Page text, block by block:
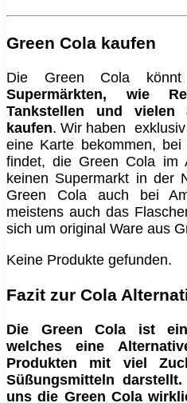
Green Cola kaufen
Die Green Cola
Supermärkten, wie
Tankstellen und vielen
kaufen. Wir haben
eine Karte bekommen,
findet, die Green Cola im
keinen Supermarkt in der
Green Cola auch bei
meistens auch das
sich um original Ware aus
Keine Produkte gefunden.
Fazit zur Cola
Die Green Cola ist ein
welches eine
Produkten mit viel
Süßungsmitteln
uns die Green Cola